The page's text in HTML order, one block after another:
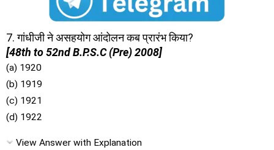
7. गांधीजी ने असहयोग आंदोलन कब प्रारंभ किया?
[48th to 52nd B.P.S.C (Pre) 2008]
(a) 1920
(b) 1919
(c) 1921
(d) 1922
View Answer with Explanation